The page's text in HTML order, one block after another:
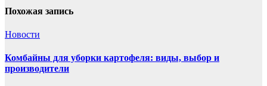
Похожая запись
Новости
Комбайны для уборки картофеля: виды, выбор и
производители